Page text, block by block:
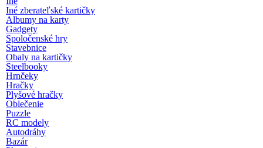
Iné zberateľské kartičky
Albumy na karty
Gadgety
Spoločenské hry
Stavebnice
Obaly na kartičky
Steelbooky
Hrnčeky
Hračky
Plyšové hračky
Oblečenie
Puzzle
RC modely
Autodráhy
Bazár